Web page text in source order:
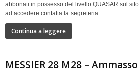
abbonati in possesso del livello QUASAR sul
ad accedere contatta la segreteria.
Continua a leggere
MESSIER 28 M28 –